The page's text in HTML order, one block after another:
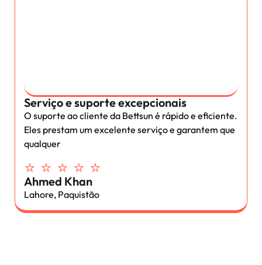
Serviço e suporte excepcionais
O suporte ao cliente da Bettsun é rápido e eficiente.
Eles prestam um excelente serviço e garantem que
qualquer
⭐ ⭐ ⭐ ⭐ ⭐
Ahmed Khan
Lahore, Paquistão